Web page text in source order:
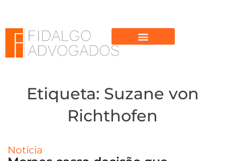
conteúdo
Etiqueta: Suzane von
Richthofen
Notícia